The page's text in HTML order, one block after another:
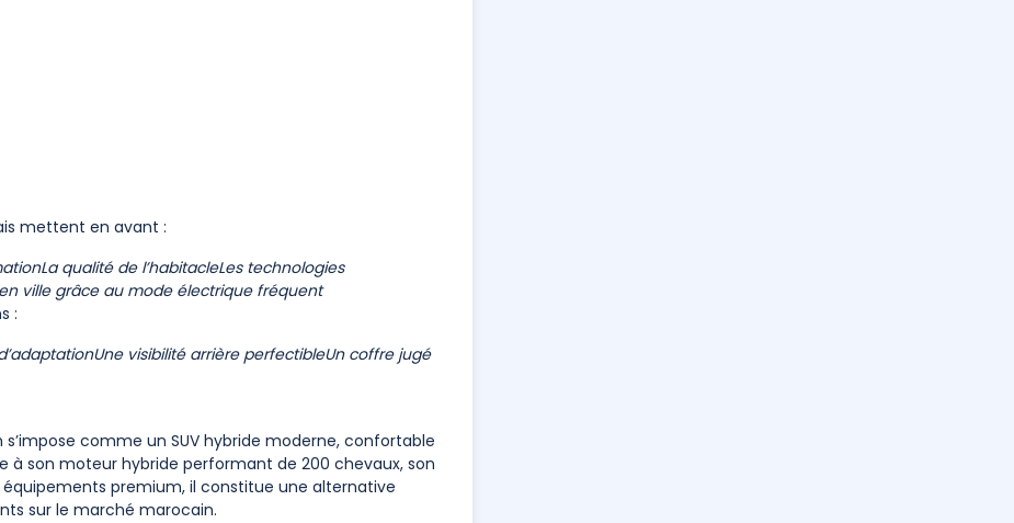
mettent en avant :
La qualité de l’habitacleLes technologies
ville grâce au mode électrique fréquent
:
Une visibilité arrière perfectibleUn coffre jugé
s’impose comme un SUV hybride moderne, confortable
son moteur hybride performant de 200 chevaux, son
premium, il constitue une alternative
sur le marché marocain.